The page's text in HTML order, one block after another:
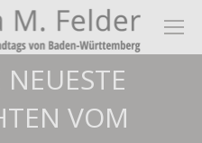
VOM